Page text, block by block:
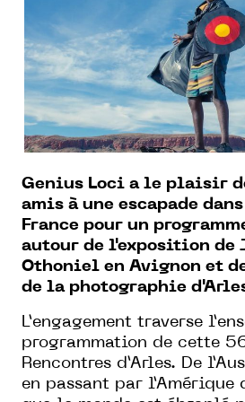
Genius Loci a le plaisir
amis à une escapade
France pour un
autour de l'exposition de
Othoniel en Avignon et
de la photographie
L’engagement traverse
programmation de cette
Rencontres d’Arles. De
en passant par